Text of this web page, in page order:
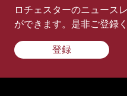
ロチェスターのニュース
ができます。是非ご登録く
登録